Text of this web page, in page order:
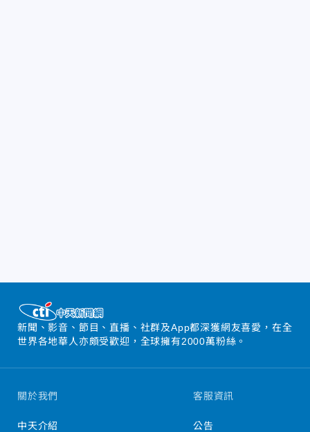
新聞、影音、節目、直播、社群及App都深獲網友喜愛，在全
世界各地華人亦頗受歡迎，全球擁有2000萬粉絲。
關於我們
中天介紹
客服資訊
公告